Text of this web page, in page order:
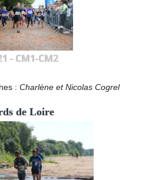
- CM1-CM2
: Charlène et Nicolas Cogrel
de Loire